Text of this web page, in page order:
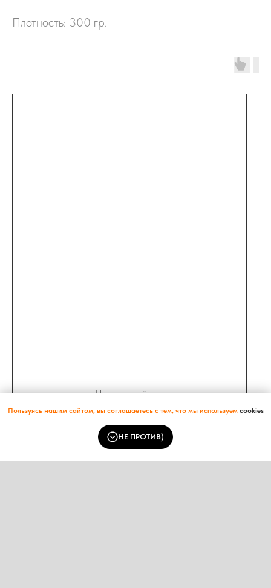
Плотность: 300 гр.
Ничего не найдено
Пользуясь нашим сайтом, вы соглашаетесь с тем, что мы используем cookies
НЕ ПРОТИВ)